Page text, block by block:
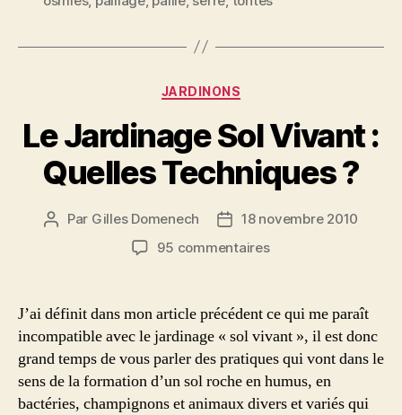
Catégories
JARDINONS
Le Jardinage Sol Vivant :
Quelles Techniques ?
Auteur
Par Gilles Domenech
Date
de
18 novembre 2010
95 commentairessur
Vivant
:
Quelles
Techniques
?
J’ai définit dans mon article précédent ce qui me paraît
incompatible avec le jardinage « sol vivant », il est donc
grand temps de vous parler des pratiques qui vont dans le
sens de la formation d’un sol roche en humus, en
bactéries, champignons et animaux divers et variés qui